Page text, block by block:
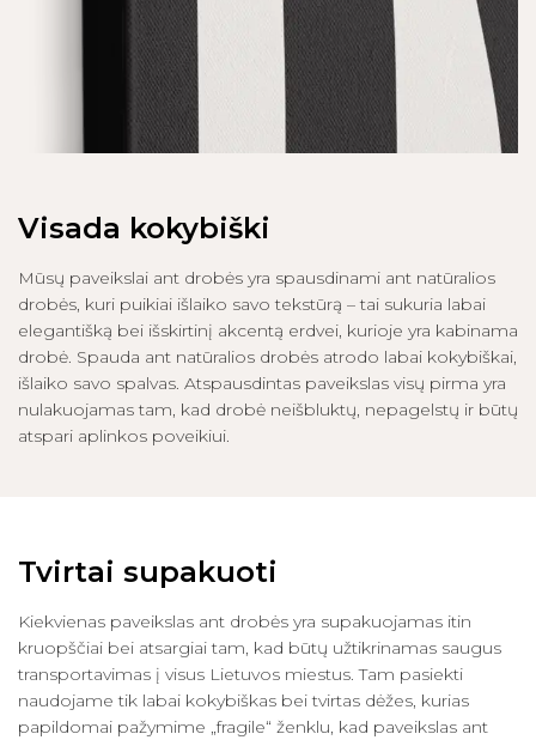
Visada kokybiški
Mūsų paveikslai ant drobės yra spausdinami ant natūralios
drobės, kuri puikiai išlaiko savo tekstūrą – tai sukuria labai
elegantišką bei išskirtinį akcentą erdvei, kurioje yra kabinama
drobė. Spauda ant natūralios drobės atrodo labai kokybiškai,
išlaiko savo spalvas. Atspausdintas paveikslas visų pirma yra
nulakuojamas tam, kad drobė neišbluktų, nepagelstų ir būtų
atspari aplinkos poveikiui.
Tvirtai supakuoti
Kiekvienas paveikslas ant drobės yra supakuojamas itin
kruopščiai bei atsargiai tam, kad būtų užtikrinamas saugus
transportavimas į visus Lietuvos miestus. Tam pasiekti
naudojame tik labai kokybiškas bei tvirtas dėžes, kurias
papildomai pažymime „fragile“ ženklu, kad paveikslas ant